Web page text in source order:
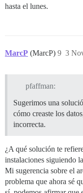
hasta el lunes.
MarcP (MarcP) 3
9
pfaffman:
Sugerimos una
cómo creaste los
incorrecta.
¿A qué solución te
instalaciones siguiendo
Mi sugerencia sobre el
problema que ahora sé